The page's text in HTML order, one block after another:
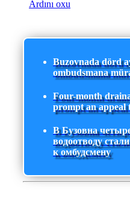
Ardını oxu
Buzovnada dörd
ombudsmana
Four-month
prompt an appeal
В Бузовна
водоотводу
к омбудсмену